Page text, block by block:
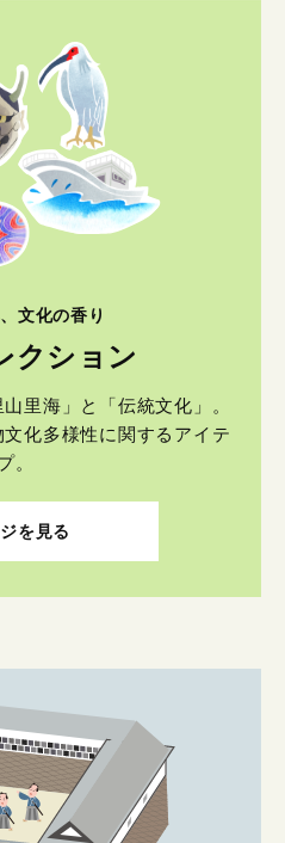
文化の香り
クション
里海」と「伝統文化」。
化多様性に関するアイテ
。
を見る